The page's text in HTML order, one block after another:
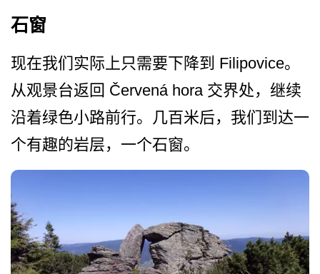
石窗
现在我们实际上只需要下降到 Filipovice。
从观景台返回 Červená hora 交界处，继续
沿着绿色小路前­行。几百米后，我们到达一
个有趣的岩层，一个石窗。